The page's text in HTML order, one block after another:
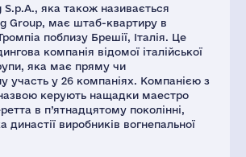
яка також називається
Group, має штаб-квартиру в
поблизу Брешії, Італія. Це
компанія відомої італійської
яка має пряму чи
участь у 26 компаніях. Компанією з
керують нащадки маестро
в п’ятнадцятому поколінні,
династії виробників вогнепальної